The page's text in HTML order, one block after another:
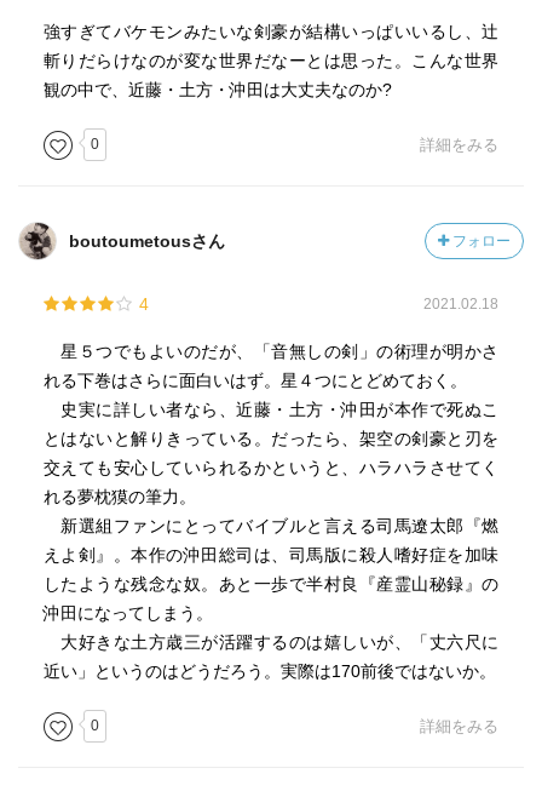
強すぎてバケモンみたいな剣豪が結構いっぱいいるし、辻
斬りだらけなのが変な世界だなーとは思った。こんな世界
観の中で、近藤・土方・沖田は大丈夫なのか?
0 詳細をみる
boutoumetousさん フォロー
4 2021.02.18
星５つでもよいのだが、「音無しの剣」の術理が明かさ
れる下巻はさらに面白いはず。星４つにとどめておく。
史実に詳しい者なら、近藤・土方・沖田が本作で死ぬこ
とはないと解りきっている。だったら、架空の剣豪と刃を
交えても安心していられるかというと、ハラハラさせてく
れる夢枕獏の筆力。
新選組ファンにとってバイブルと言える司馬遼太郎『燃
えよ剣』。本作の沖田総司は、司馬版に殺人嗜好症を加味
したような残念な奴。あと一歩で半村良『産霊山秘録』の
沖田になってしまう。
大好きな土方歳三が活躍するのは嬉しいが、「丈六尺に
近い」というのはどうだろう。実際は170前後ではないか。
0 詳細をみる